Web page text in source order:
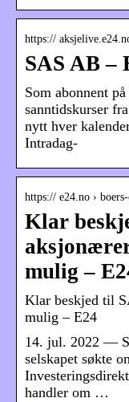
https://
SAS AB –
Som abonnent
sanntidskurser
nytt hver
Intradag-
https:// e24.no ›
Klar
mulig –
Klar beskjed til
mulig – E24
14. jul. 2022 —
selskapet søkte
handler om …